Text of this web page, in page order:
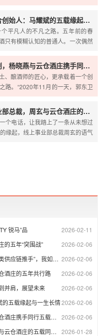
：一场培训开启的奇妙缘分故事
从“酒小白”到云仓联合创始人：马耀斌的五载缘起与一生长情
平凡人的不凡之路。五年前的春
只有模糊认知的普通人。一次偶然
从实体行业到云仓联创，杨晓燕与云仓酒庄携手同行五载：信任引航，梦想致远
、酿酒师的匠心，更承载着一个创
路。“2020年11月的一天，郭东卫
一起做红酒生意？”回忆
从跨界新人到线上事业部总裁，周玄与云仓酒庄的五载同行：以初心赴山海，以奋斗筑未来
个电话，让我踏上了一条从未想过
缘起，线上事业部总裁周玄的语气
2026-02-11
锐马”品
2026-02-06
的五年“突围战”
2026-02-06
应链推手”，我如何在
2026-02-06
酒庄的五年共行路
2026-02-06
并肩，展望未来
2026-02-06
的五载缘起与一生长情
2026-02-06
手同行五载：信任引航
2026-01-28
的五载同行：以初心